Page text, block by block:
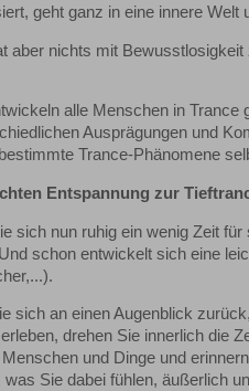
geht ganz in eine innere
aber nichts mit
alle Menschen in Trance
Ausprägungen und
Trance-Phänomene
Entspannung zur
sich nun ruhig ein wenig Zeit
schon entwickelt sich eine
sich an einen Augenblick
drehen Sie innerlich die
Menschen und Dinge und
was Sie dabei fühlen, äußerlich